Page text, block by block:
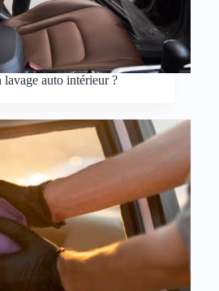
lavage auto intérieur ?